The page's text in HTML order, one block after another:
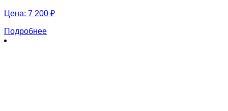
Цена: 7 200 ₽
Подробнее